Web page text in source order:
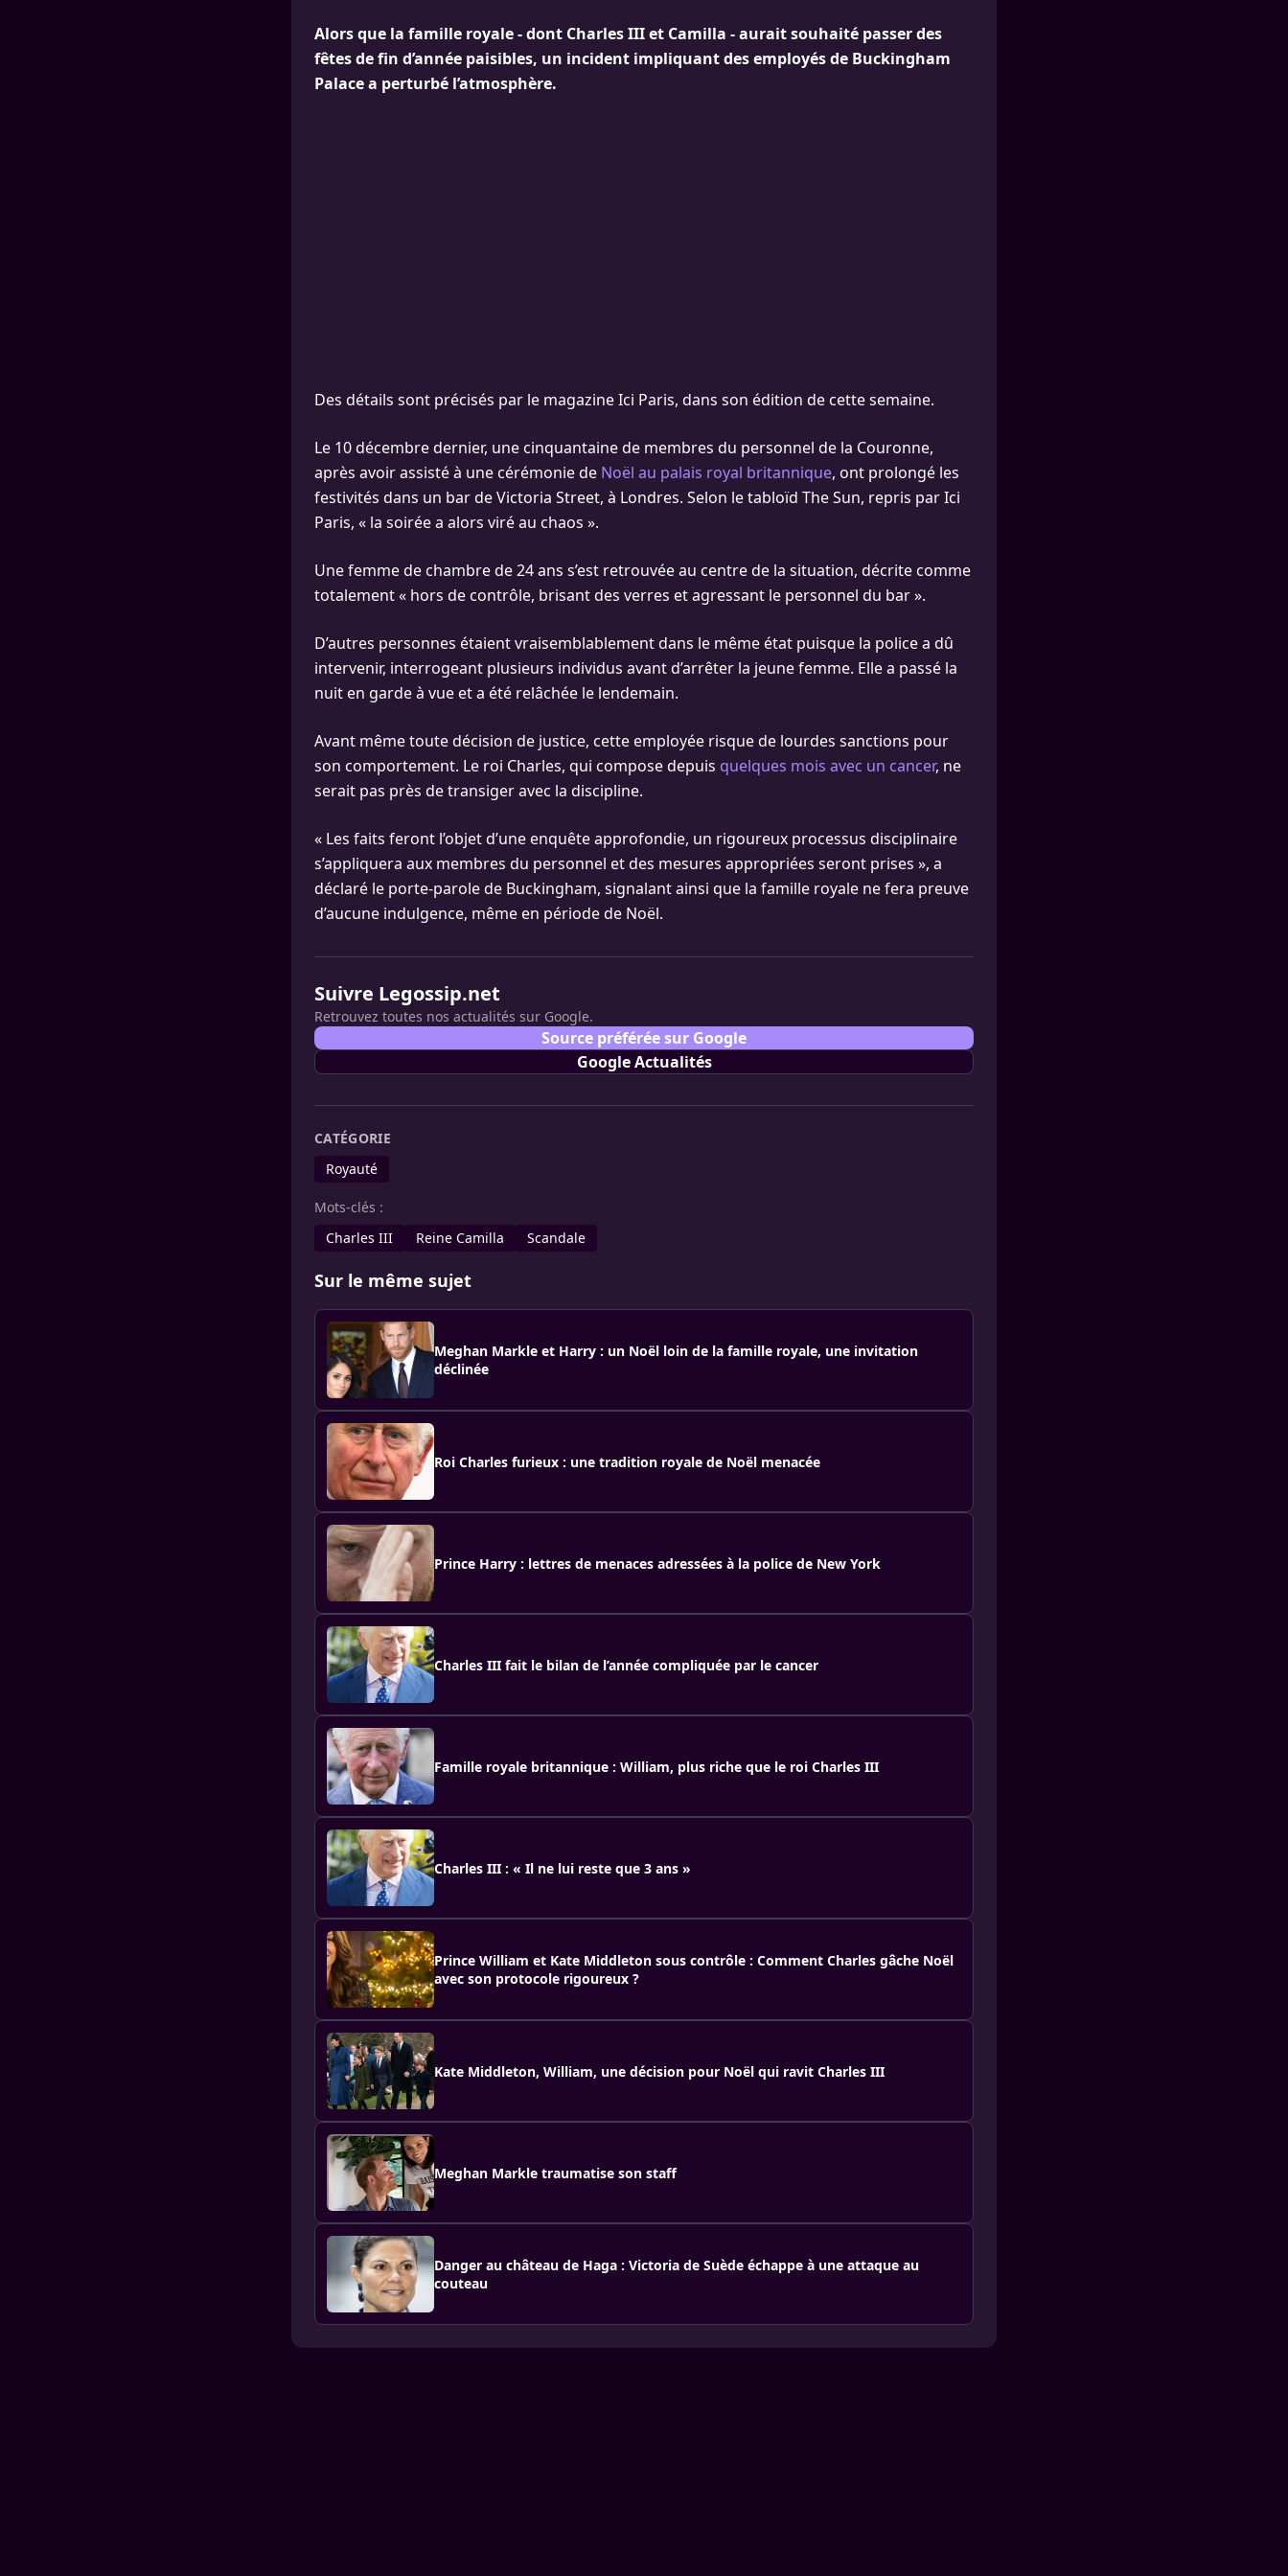
Alors que la famille royale - dont Charles III et Camilla - aurait souhaité passer des
fêtes de fin d’année paisibles, un incident impliquant des employés de Buckingham
Palace a perturbé l’atmosphère.
Des détails sont précisés par le magazine Ici Paris, dans son édition de cette semaine.
Le 10 décembre dernier, une cinquantaine de membres du personnel de la Couronne,
après avoir assisté à une cérémonie de Noël au palais royal britannique, ont prolongé les
festivités dans un bar de Victoria Street, à Londres. Selon le tabloïd The Sun, repris par Ici
Paris, « la soirée a alors viré au chaos ».
Une femme de chambre de 24 ans s’est retrouvée au centre de la situation, décrite comme
totalement « hors de contrôle, brisant des verres et agressant le personnel du bar ».
D’autres personnes étaient vraisemblablement dans le même état puisque la police a dû
intervenir, interrogeant plusieurs individus avant d’arrêter la jeune femme. Elle a passé la
nuit en garde à vue et a été relâchée le lendemain.
Avant même toute décision de justice, cette employée risque de lourdes sanctions pour
son comportement. Le roi Charles, qui compose depuis quelques mois avec un cancer, ne
serait pas près de transiger avec la discipline.
« Les faits feront l’objet d’une enquête approfondie, un rigoureux processus disciplinaire
s’appliquera aux membres du personnel et des mesures appropriées seront prises », a
déclaré le porte-parole de Buckingham, signalant ainsi que la famille royale ne fera preuve
d’aucune indulgence, même en période de Noël.
Suivre Legossip.net
Retrouvez toutes nos actualités sur Google.
Source préférée sur Google
Google Actualités
CATÉGORIE
Royauté
Mots-clés :
Charles III
Reine Camilla Scandale
Sur le même sujet
Meghan Markle et Harry : un Noël loin de la famille royale, une invitation
déclinée
Roi Charles furieux : une tradition royale de Noël menacée
Prince Harry : lettres de menaces adressées à la police de New York
Charles III fait le bilan de l’année compliquée par le cancer
Famille royale britannique : William, plus riche que le roi Charles III
Charles III : « Il ne lui reste que 3 ans »
Prince William et Kate Middleton sous contrôle : Comment Charles gâche Noël
avec son protocole rigoureux ?
Kate Middleton, William, une décision pour Noël qui ravit Charles III
Meghan Markle traumatise son staff
Danger au château de Haga : Victoria de Suède échappe à une attaque au
couteau